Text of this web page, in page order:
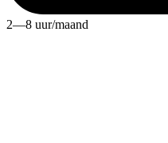
2—8 uur/maand